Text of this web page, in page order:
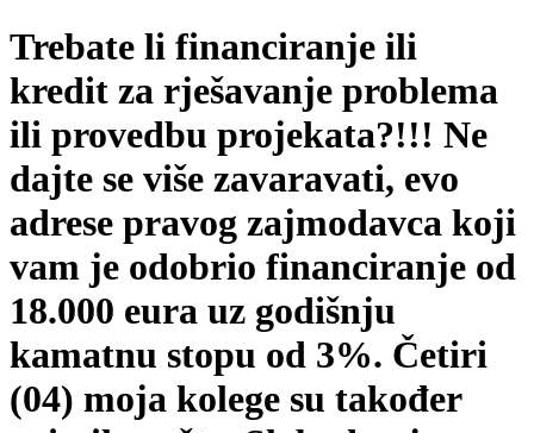
Trebate li financiranje ili
kredit za rješavanje problema
ili provedbu projekata?!!! Ne
dajte se više zavaravati, evo
adrese pravog zajmodavca koji
vam je odobrio financiranje od
18.000 eura uz godišnju
kamatnu stopu od 3%. Četiri
(04) moja kolege su također